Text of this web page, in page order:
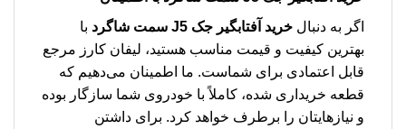
اگر به دنبال خرید آفتابگیر جک J5 سمت شاگرد
با
بهترین کیفیت و قیمت مناسب هستید، لیفان کارز مرجع
قابل اعتمادی برای شماست. ما اطمینان می‌دهیم که
قطعه خریداری شده، کاملاً با خودروی شما سازگار بوده
و نیازهایتان را برطرف خواهد کرد. برای داشتن